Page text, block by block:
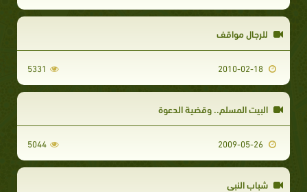
للرجال مواقف
5331
البيت المسلم.. وقضية الدعوة
5044
شباب النبي